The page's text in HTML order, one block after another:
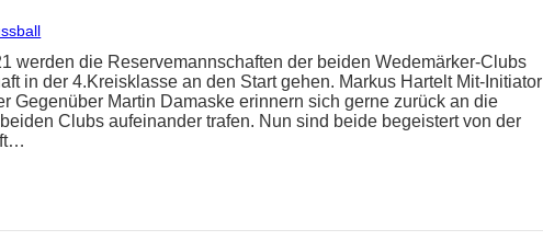
werden die Reservemannschaften der beiden Wedemärker-Clubs
in der 4.Kreisklasse an den Start gehen. Markus Hartelt Mit-Initiator
Gegenüber Martin Damaske erinnern sich gerne zurück an die
Clubs aufeinander trafen. Nun sind beide begeistert von der